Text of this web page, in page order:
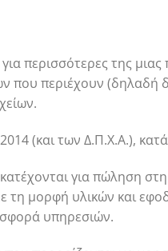
περισσότερες της
που περιέχουν (δηλαδή
(και των Δ.Π.Χ.Α.),
για πώληση
τη μορφή υλικών και
υπηρεσιών.